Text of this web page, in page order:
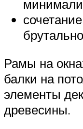
Рамы на
балки на
элементы
древесины.